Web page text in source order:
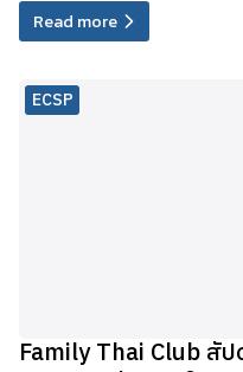
Read more
ECSP
Family Thai Club สั